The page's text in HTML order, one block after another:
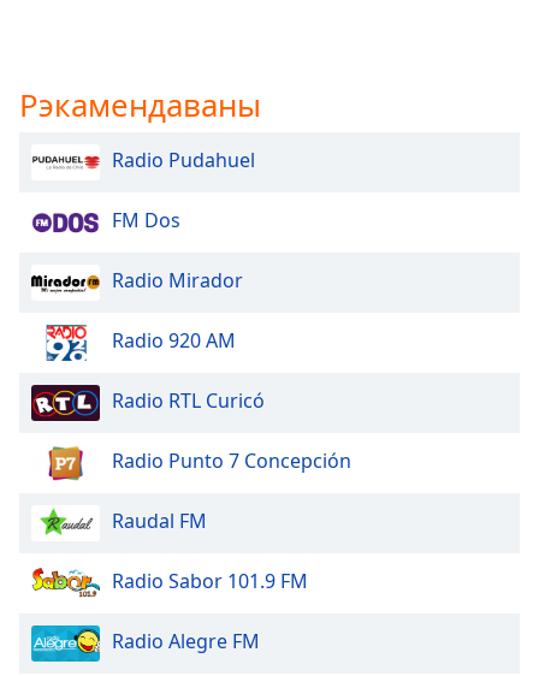
Рэкамендаваны
Radio Pudahuel
FM Dos
Radio Mirador
Radio 920 AM
Radio RTL Curicó
Radio Punto 7 Concepción
Raudal FM
Radio Sabor 101.9 FM
Radio Alegre FM